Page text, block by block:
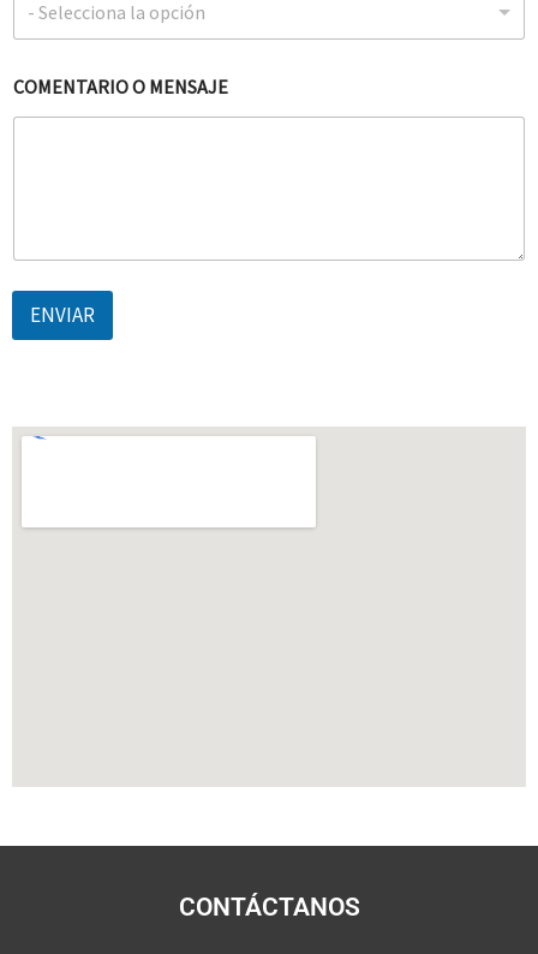
N
O
- Selecciona la opción
COMENTARIO O MENSAJE
ENVIAR
CONTÁCTANOS